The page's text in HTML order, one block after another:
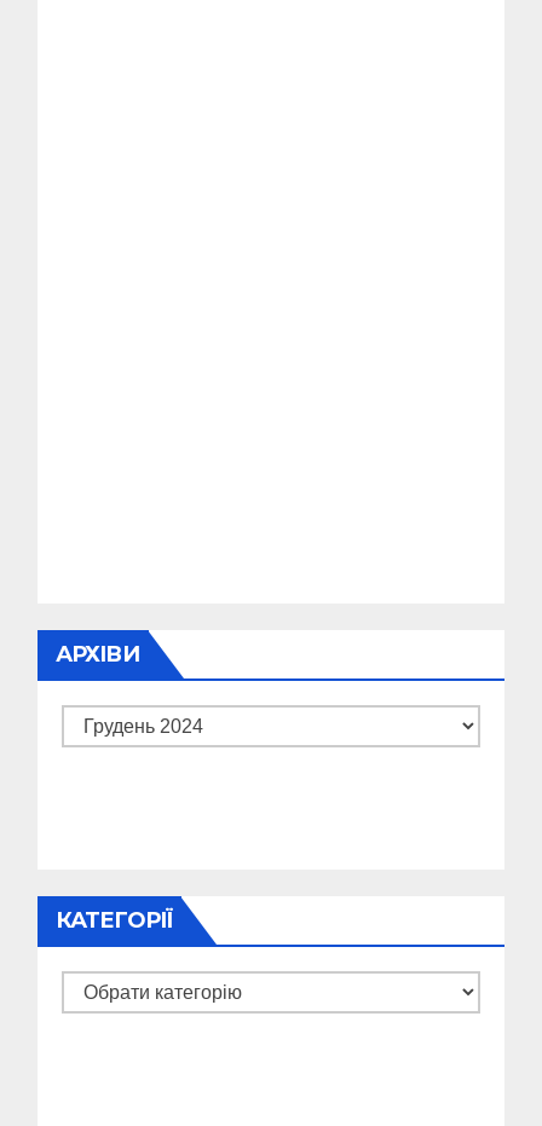
АРХІВИ
Архіви
КАТЕГОРІЇ
Категорії